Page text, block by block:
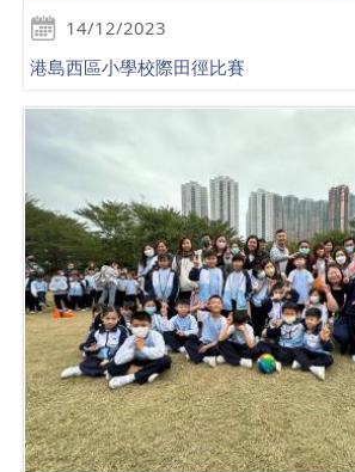
14/12/2023
港島西區小學校際田徑比賽